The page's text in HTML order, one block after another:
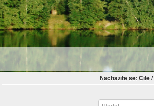
Nacházíte se: Cíle/